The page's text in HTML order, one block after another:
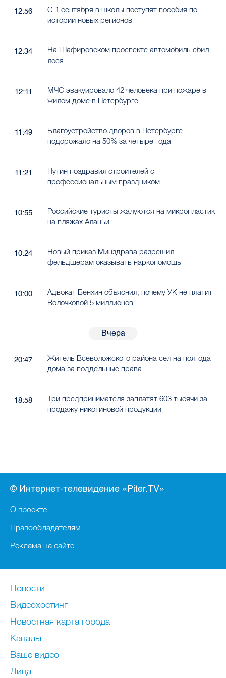
12:56
С 1 сентября в школы поступят пособия по
истории новых регионов
12:34
На Шафировском проспекте автомобиль сбил
лося
12:11
МЧС эвакуировало 42 человека при пожаре в
жилом доме в Петербурге
11:49
Благоустройство дворов в Петербурге
подорожало на 50% за четыре года
11:21
Путин поздравил строителей с
профессиональным праздником
10:55
Российские туристы жалуются на микропластик
на пляжах Аланьи
10:24
Новый приказ Минздрава разрешил
фельдшерам оказывать наркопомощь
10:00
Адвокат Бенхин объяснил, почему УК не платит
Волочковой 5 миллионов
Вчера
20:47
Житель Всеволожского района сел на полгода
дома за поддельные права
18:58
Три предпринимателя заплатят 603 тысячи за
продажу никотиновой продукции
© Интернет-телевидение «Piter.TV»
О проекте
Правообладателям
Реклама на сайте
Новости
Видеохостинг
Новостная карта города
Каналы
Ваше видео
Лица